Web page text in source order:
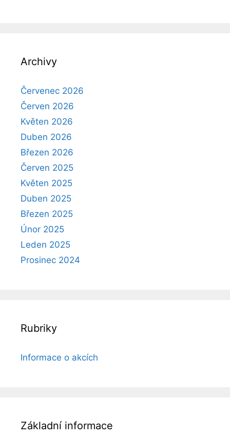
Archivy
Červenec 2026
Červen 2026
Květen 2026
Duben 2026
Březen 2026
Červen 2025
Květen 2025
Duben 2025
Březen 2025
Únor 2025
Leden 2025
Prosinec 2024
Rubriky
Informace o akcích
Základní informace